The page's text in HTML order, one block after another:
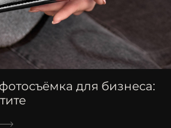
для бизнеса: